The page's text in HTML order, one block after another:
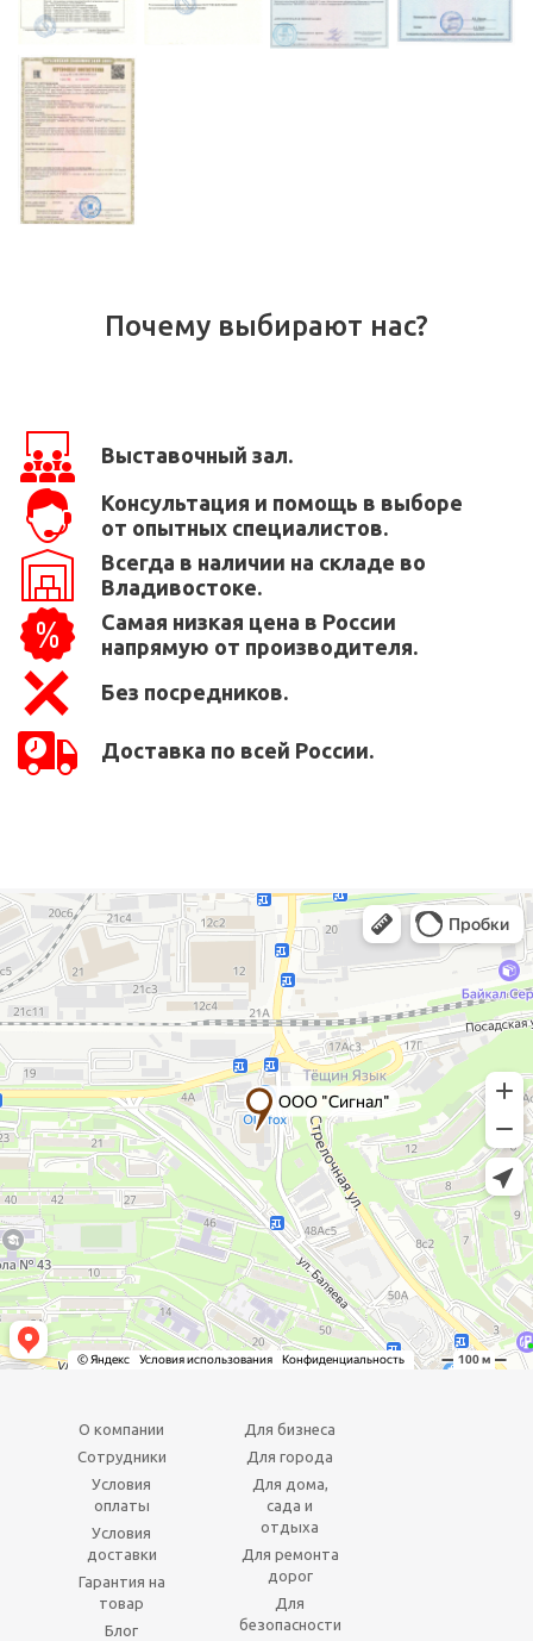
Почему выбирают нас?
Выставочный зал.
Консультация и помощь в выборе
от опытных специалистов.
Всегда в наличии на складе во
Владивостоке.
Самая низкая цена в России
напрямую от производителя.
Без посредников.
Доставка по всей России.
О компании
Сотрудники
Условия
оплаты
Условия
доставки
Гарантия на
товар
Блог
Для бизнеса
Для города
Для дома,
сада и
отдыха
Для ремонта
дорог
Для
безопасности